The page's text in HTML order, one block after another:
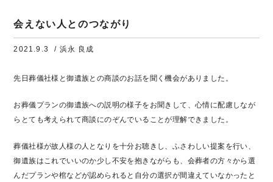
会えない人とのつながり
2021.9.3 / 浜永 良成
先日葬儀社様と御遺族との商談のお話を聞く機会がありました。
お葬儀プランの御遺族への説明の様子をお聞きして、心情に配慮しなが
らとても考えられて商談にのぞんでいることが理解できました。
葬儀社様が故人様の人となりを十分お聴きし、ふさわしい提案を行い、
御遺族はこれでいいのか少し不安を抱きながらも、会葬者の方々から選
んだプランや棺などが認められると自分の選択が間違えていなかったと